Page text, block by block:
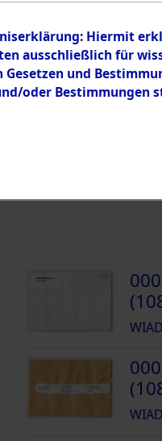
Nachforschungen
Die Effekten wurden
andere Berechtigte)
Namensvarianten
Hiermit
ausschließlich für
und
oder Bestimmungen